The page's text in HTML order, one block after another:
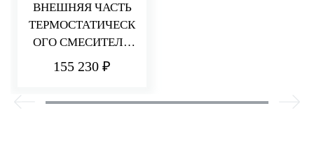
ВНЕШНЯЯ ЧАСТЬ
ТЕРМОСТАТИЧЕСК
ОГО СМЕСИТЕЛЯ
ДЛЯ ДУША НА 6
155 230 ₽